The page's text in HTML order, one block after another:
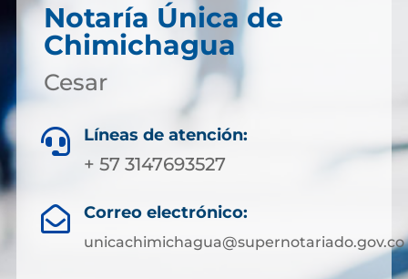
Notaría Única de
Chimichagua
Cesar
 Líneas de atención:
+ 57 3147693527
 Correo electrónico:
unicachimichagua@supernotariado.gov.co